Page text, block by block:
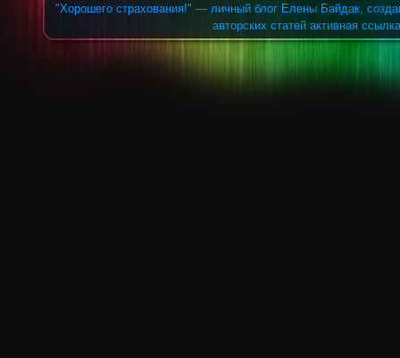
"Хорошего страхования!" — личный блог Елены Байдак,
авторских статей активная